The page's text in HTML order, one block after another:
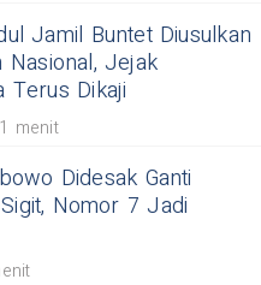
Jamil Buntet Diusulkan
Nasional, Jejak
Terus Dikaji
menit
Didesak Ganti
Nomor 7 Jadi